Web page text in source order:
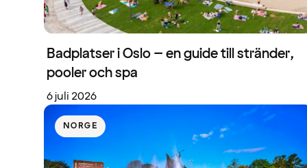
Badplatser i Oslo – en guide till stränder,
pooler och spa
6 juli 2026
NORGE